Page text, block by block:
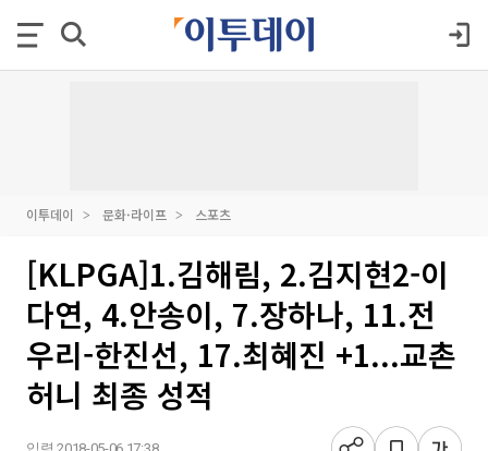
이투데이 문화·라이프 스포츠
[KLPGA]1.김해림, 2.김지현2-이
다연, 4.안송이, 7.장하나, 11.전
우리-한진선, 17.최혜진 +1...교촌
허니 최종 성적
입력 2018-05-06 17:38